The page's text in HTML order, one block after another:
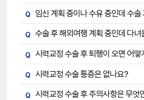
Q 임신 계획 중이나 수유 중인데 수
Q 수술 후 해외여행 계획 중인데 다녀
Q 시력교정 수술 후 퇴행이 오면 어떻
Q 시력교정 수술 통증은 없나요?
Q 시력교정 수술 후 주의사항은 무엇